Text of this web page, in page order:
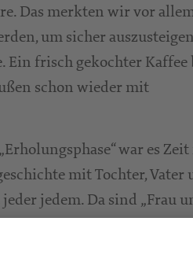
Das merkten wir vor
um sicher
Ein frisch gekochter Kaffee
schon wieder mit
war es
mit Tochter, Vater
jedem. Da sind „Frau
zieht das Ehepaar
Es gibt Vorwürfe hin